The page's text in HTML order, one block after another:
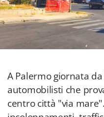
A Palermo giornata
automobilisti che
centro città "via